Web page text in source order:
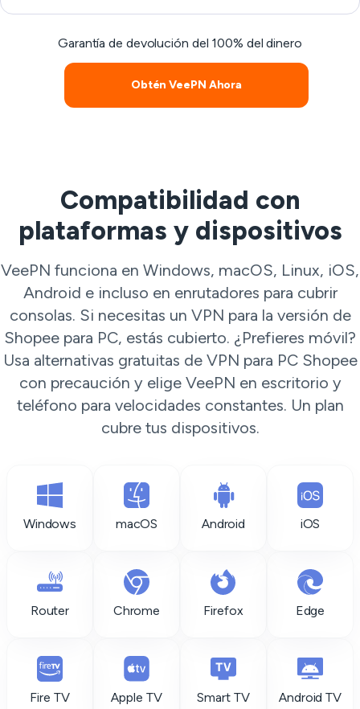
Garantía de devolución del 100% del dinero
Obtén VeePN Ahora
Compatibilidad con
plataformas y dispositivos
VeePN funciona en Windows, macOS, Linux, iOS,
Android e incluso en enrutadores para cubrir
consolas. Si necesitas un VPN para la versión de
Shopee para PC, estás cubierto. ¿Prefieres móvil?
Usa alternativas gratuitas de VPN para PC Shopee
con precaución y elige VeePN en escritorio y
teléfono para velocidades constantes. Un plan
cubre tus dispositivos.
Windows macOS Android iOS
Router Chrome Firefox Edge
Fire TV Apple TV Smart TV Android TV